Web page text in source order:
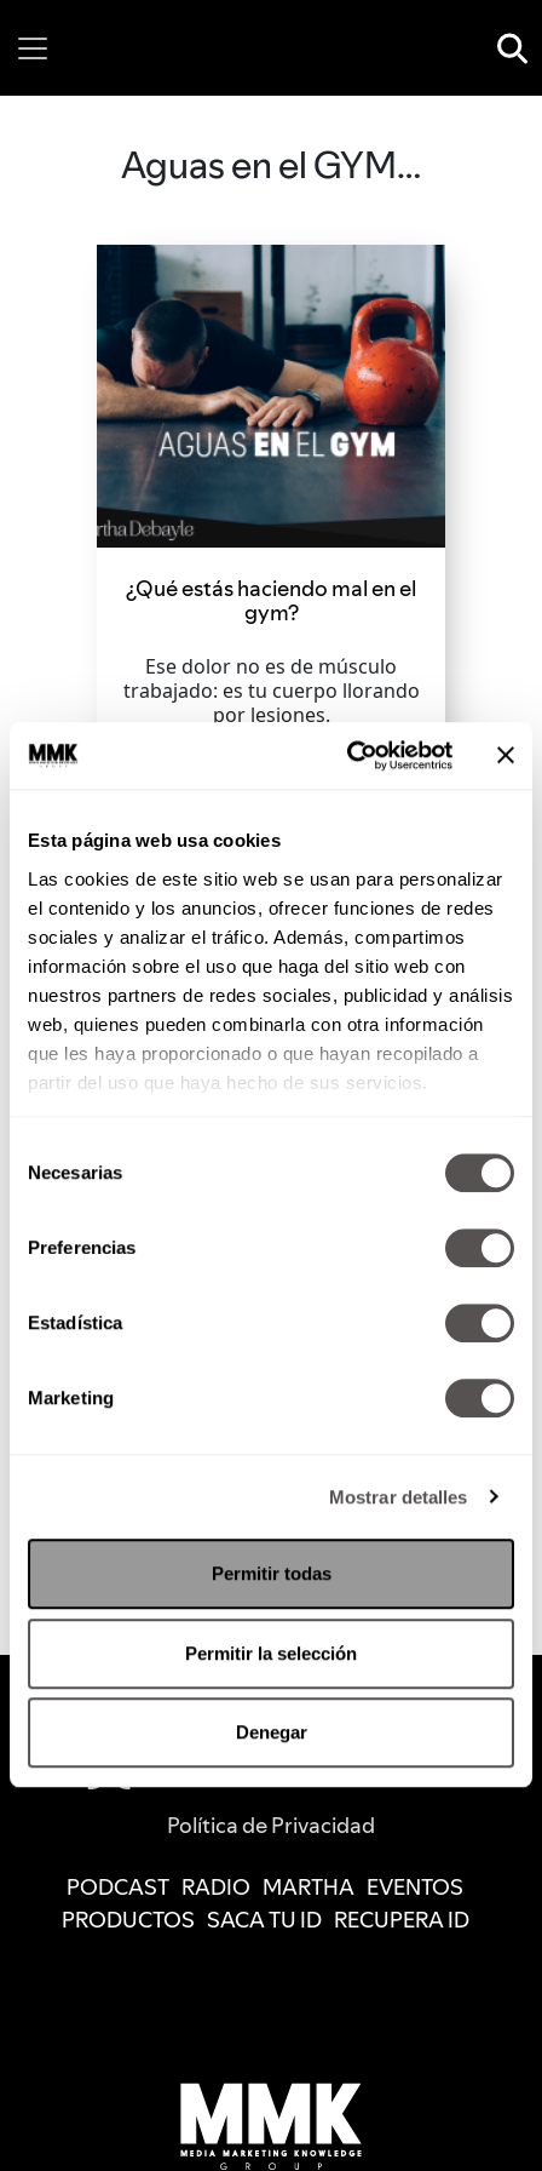
Esta página web usa cookies
Las cookies de este sitio web se usan para personalizar
el contenido y los anuncios, ofrecer funciones de redes
sociales y analizar el tráfico. Además, compartimos
información sobre el uso que haga del sitio web con
nuestros partners de redes sociales, publicidad y análisis
web, quienes pueden combinarla con otra información
que les haya proporcionado o que hayan recopilado a
partir del uso que haya hecho de sus servicios.
Necesarias
Preferencias
Estadística
Marketing
Mostrar detalles
Permitir todas
Permitir la selección
Denegar
Aguas en el GYM…
¿Qué estás haciendo mal en el
gym?
Ese dolor no es de músculo
trabajado: es tu cuerpo llorando
por lesiones.
Política de Privacidad
PODCAST RADIO MARTHA EVENTOS
PRODUCTOS SACA TU ID RECUPERA ID